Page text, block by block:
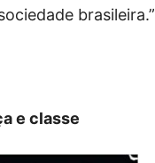
brasileira.”
e classe